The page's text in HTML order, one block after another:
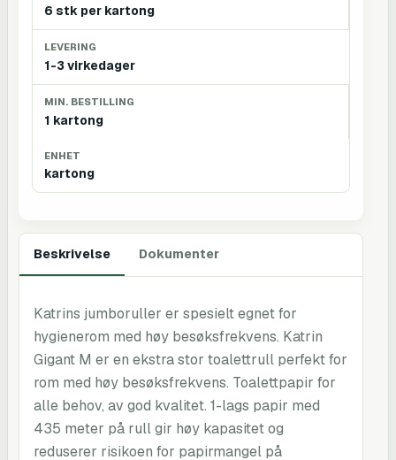
6 stk per kartong
LEVERING
1-3 virkedager
MIN. BESTILLING
1 kartong
ENHET
kartong
Beskrivelse Dokumenter
Katrins jumboruller er spesielt egnet for
hygienerom med høy besøksfrekvens. Katrin
Gigant M er en ekstra stor toalettrull perfekt for
rom med høy besøksfrekvens. Toalettpapir for
alle behov, av god kvalitet. 1-lags papir med
435 meter på rull gir høy kapasitet og
reduserer risikoen for papirmangel på